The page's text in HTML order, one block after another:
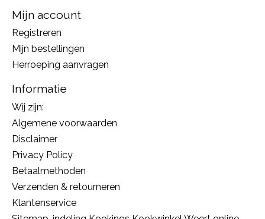
Mijn account
Registreren
Mijn bestellingen
Herroeping aanvragen
Informatie
Wij zijn:
Algemene voorwaarden
Disclaimer
Privacy Policy
Betaalmethoden
Verzenden & retourneren
Klantenservice